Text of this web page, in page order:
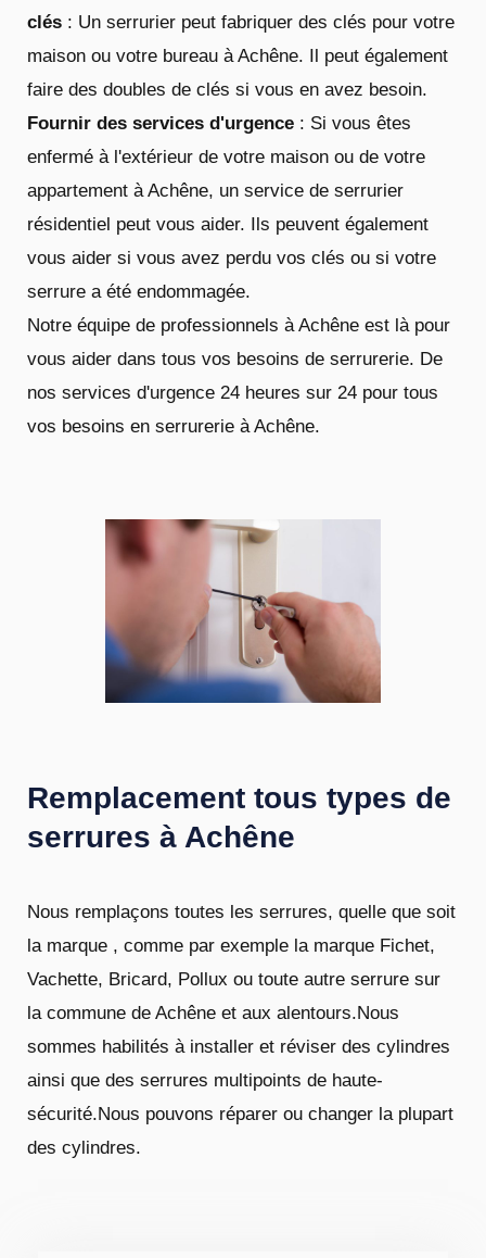
clés : Un serrurier peut fabriquer des clés pour votre
maison ou votre bureau à Achêne. Il peut également
faire des doubles de clés si vous en avez besoin.
Fournir des services d'urgence : Si vous êtes
enfermé à l'extérieur de votre maison ou de votre
appartement à Achêne, un service de serrurier
résidentiel peut vous aider. Ils peuvent également
vous aider si vous avez perdu vos clés ou si votre
serrure a été endommagée.
Notre équipe de professionnels à Achêne est là pour
vous aider dans tous vos besoins de serrurerie. De
nos services d'urgence 24 heures sur 24 pour tous
vos besoins en serrurerie à Achêne.
Remplacement tous types de
serrures à Achêne
Nous remplaçons toutes les serrures, quelle que soit
la marque , comme par exemple la marque Fichet,
Vachette, Bricard, Pollux ou toute autre serrure sur
la commune de Achêne et aux alentours.Nous
sommes habilités à installer et réviser des cylindres
ainsi que des serrures multipoints de haute-
sécurité.Nous pouvons réparer ou changer la plupart
des cylindres.